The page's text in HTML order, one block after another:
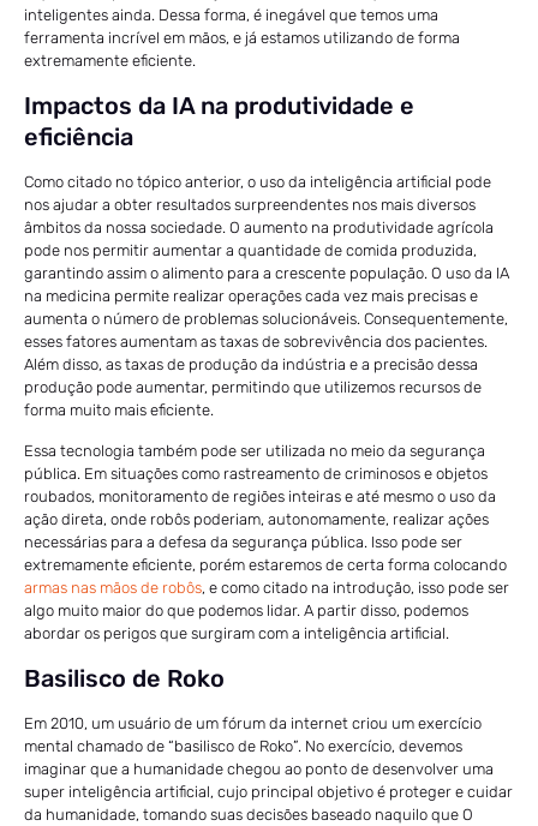
inteligentes ainda. Dessa forma, é inegável que temos uma
ferramenta incrível em mãos, e já estamos utilizando de forma
extremamente eficiente.
Impactos da IA na produtividade e
eficiência
Como citado no tópico anterior, o uso da inteligência artificial pode
nos ajudar a obter resultados surpreendentes nos mais diversos
âmbitos da nossa sociedade. O aumento na produtividade agrícola
pode nos permitir aumentar a quantidade de comida produzida,
garantindo assim o alimento para a crescente população. O uso da IA
na medicina permite realizar operações cada vez mais precisas e
aumenta o número de problemas solucionáveis. Consequentemente,
esses fatores aumentam as taxas de sobrevivência dos pacientes.
Além disso, as taxas de produção da indústria e a precisão dessa
produção pode aumentar, permitindo que utilizemos recursos de
forma muito mais eficiente.
Essa tecnologia também pode ser utilizada no meio da segurança
pública. Em situações como rastreamento de criminosos e objetos
roubados, monitoramento de regiões inteiras e até mesmo o uso da
ação direta, onde robôs poderiam, autonomamente, realizar ações
necessárias para a defesa da segurança pública. Isso pode ser
extremamente eficiente, porém estaremos de certa forma colocando
armas nas mãos de robôs, e como citado na introdução, isso pode ser
algo muito maior do que podemos lidar. A partir disso, podemos
abordar os perigos que surgiram com a inteligência artificial.
Basilisco de Roko
Em 2010, um usuário de um fórum da internet criou um exercício
mental chamado de “basilisco de Roko”. No exercício, devemos
imaginar que a humanidade chegou ao ponto de desenvolver uma
super inteligência artificial, cujo principal objetivo é proteger e cuidar
da humanidade, tomando suas decisões baseado naquilo que O